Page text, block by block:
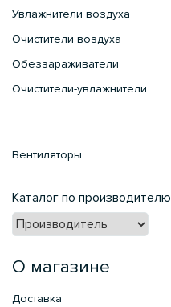
Увлажнители воздуха
Очистители воздуха
Обеззараживатели
Очистители-увлажнители
Вентиляторы
Каталог по производителю
О магазине
Доставка